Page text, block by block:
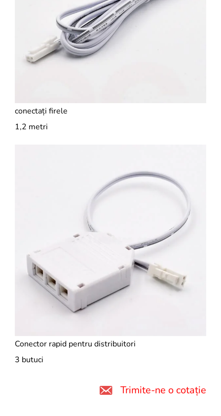
conectați firele
1,2 metri
Conector rapid pentru distribuitori
3 butuci
Trimite-ne o cotație